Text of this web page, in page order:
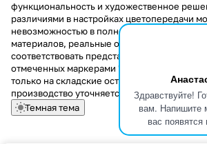
Здравствуйте!
вам. Напишите
вас
функциональность и художественное
различиями в настройках цветопередачи
невозможностью в полной мере передать
материалов, реальные оттенки и текстуры
соответствовать представленным на сайте.
отмеченных маркерами "Скидка!" и "Акция!"
только на складские остатки. Стоимость
производство уточняется у менеджера
Темная тема